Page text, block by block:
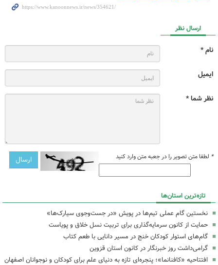
ارسال نظر
نام *
ایمیل
نظر شما *
* لطفا متن تصویر را در جعبه متن وارد کنید
تازه‌ترین استان‌ها
نخستین گام عملی تیم‌ها در پویش «در جست‌وجوی سیارک‌ها»
حمایت از کانون سرمایه‌گذاری برای تربیت نسل خلاق و پویاست
گام‌های استوار کودکان خنج در مسیر دانایی با طعم کتاب
گرامی‌داشت روز خبرنگار در کانون استان قزوین
افتتاحیه «کافنانما»؛ پنجره‌ای تازه به دنیای علم برای کودکان و نوجوانان اصفهان